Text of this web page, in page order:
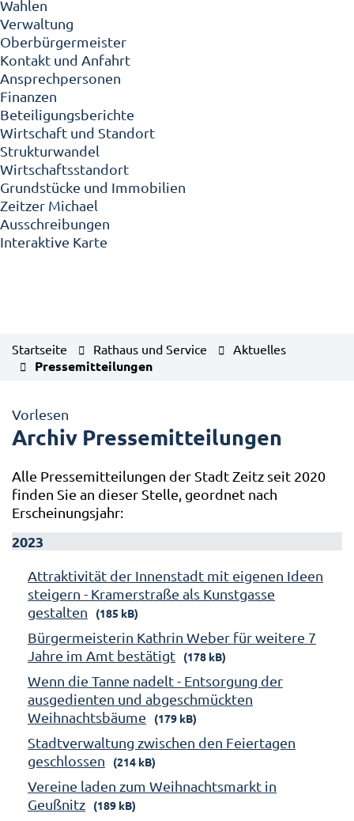
Wahlen
Verwaltung
Oberbürgermeister
Kontakt und Anfahrt
Ansprechpersonen
Finanzen
Beteiligungsberichte
Wirtschaft und Standort
Strukturwandel
Wirtschaftsstandort
Grundstücke und Immobilien
Zeitzer Michael
Ausschreibungen
Interaktive Karte
Startseite Rathaus und Service Aktuelles
Pressemitteilungen
Vorlesen
Archiv Pressemitteilungen
Alle Pressemitteilungen der Stadt Zeitz seit 2020
finden Sie an dieser Stelle, geordnet nach
Erscheinungsjahr:
2023
Attraktivität der Innenstadt mit eigenen Ideen
steigern - Kramerstraße als Kunstgasse
gestalten
(185 kB)
Bürgermeisterin Kathrin Weber für weitere 7
Jahre im Amt bestätigt
(178 kB)
Wenn die Tanne nadelt - Entsorgung der
ausgedienten und abgeschmückten
Weihnachtsbäume
(179 kB)
Stadtverwaltung zwischen den Feiertagen
geschlossen
(214 kB)
Vereine laden zum Weihnachtsmarkt in
Geußnitz
(189 kB)